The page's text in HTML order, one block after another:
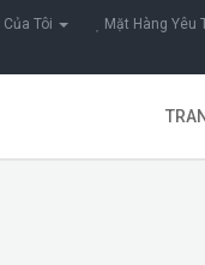
Tôi Mặt Hàng Yêu